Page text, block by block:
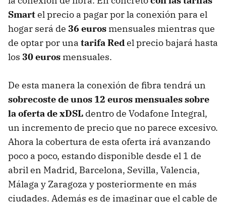
Smartel precio a pagar por la conexión para el
hogar será de 36 euros mensuales mientras que
de optar por una tarifa Redel precio bajará hasta
los 30 euros mensuales.
De esta manera la conexión de fibra tendrá un
sobrecoste de unos 12 euros mensuales sobre
la oferta de xDSL dentro de Vodafone Integral,
un incremento de precio que no parece excesivo.
Ahora la cobertura de esta oferta irá avanzando
poco a poco, estando disponible desde el 1 de
abril en Madrid, Barcelona, Sevilla, Valencia,
Málaga y Zaragoza y posteriormente en más
ciudades. Además es de imaginar que el cable de